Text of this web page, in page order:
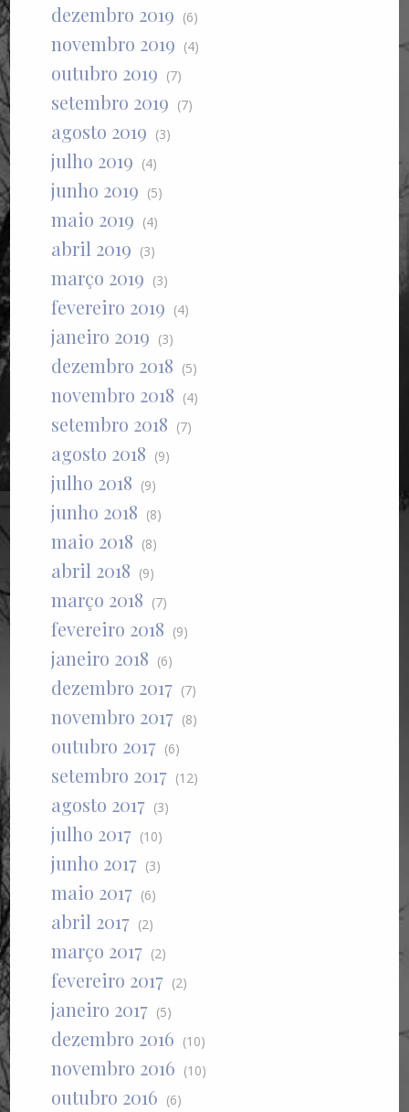
dezembro 2019 (6)
novembro 2019 (4)
outubro 2019 (7)
setembro 2019 (7)
agosto 2019 (3)
julho 2019 (4)
junho 2019 (5)
maio 2019 (4)
abril 2019 (3)
março 2019 (3)
fevereiro 2019 (4)
janeiro 2019 (3)
dezembro 2018 (5)
novembro 2018 (4)
setembro 2018 (7)
agosto 2018 (9)
julho 2018 (9)
junho 2018 (8)
maio 2018 (8)
abril 2018 (9)
março 2018 (7)
fevereiro 2018 (9)
janeiro 2018 (6)
dezembro 2017 (7)
novembro 2017 (8)
outubro 2017 (6)
setembro 2017 (12)
agosto 2017 (3)
julho 2017 (10)
junho 2017 (3)
maio 2017 (6)
abril 2017 (2)
março 2017 (2)
fevereiro 2017 (2)
janeiro 2017 (5)
dezembro 2016 (10)
novembro 2016 (10)
outubro 2016 (6)